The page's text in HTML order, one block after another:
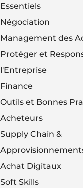
Essentiels
Négociation
Management des
Protéger et
l'Entreprise
Finance
Outils et Bonnes
Acheteurs
Supply Chain &
Achat Digitaux
Soft Skills